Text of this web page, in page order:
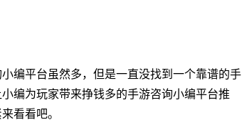
编平台虽然多，但是一直没找到一个靠谱的手
编为玩家带来挣钱多的手游咨询小编平台推
看看吧。